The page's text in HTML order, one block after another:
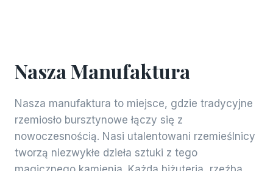
Nasza Manufaktura
Nasza manufaktura to miejsce, gdzie tradycyjne
rzemiosło bursztynowe łączy się z
nowoczesnością. Nasi utalentowani rzemieślnicy
tworzą niezwykłe dzieła sztuki z tego